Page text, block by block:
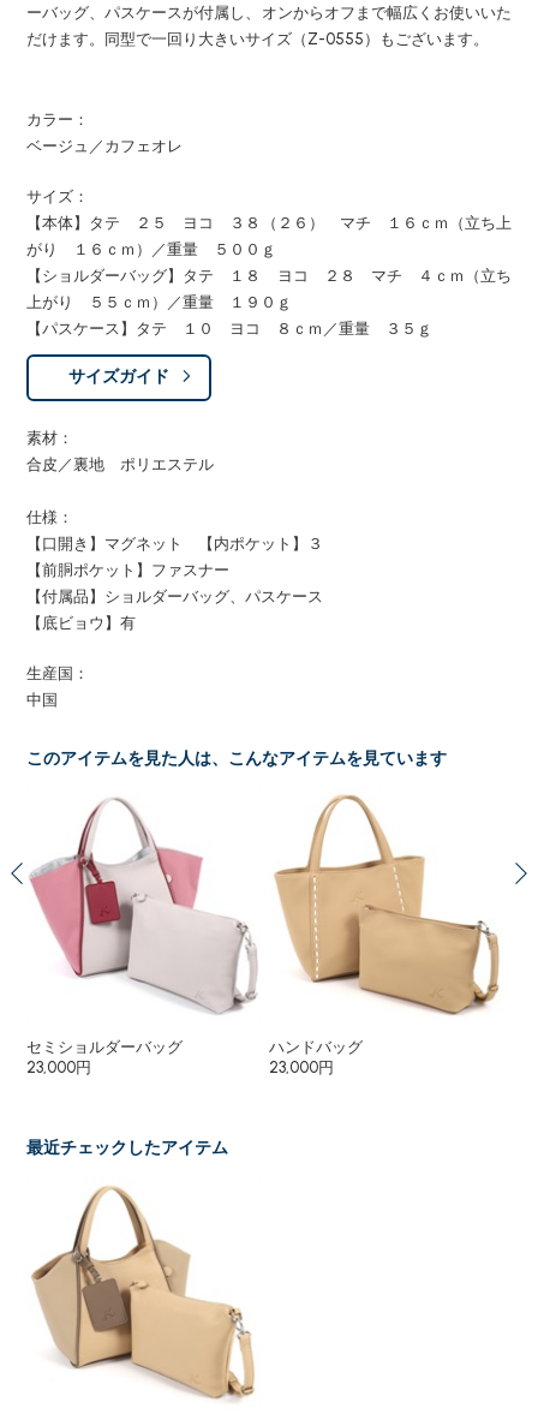
ーバッグ、パスケースが付属し、オンからオフまで幅広くお使いいた
だけます。同型で一回り大きいサイズ（Z-0555）もございます。
カラー：
ベージュ／カフェオレ
サイズ：
【本体】タテ ２５ ヨコ ３８（２６） マチ １６ｃｍ（立ち上
がり １６ｃｍ）／重量 ５００ｇ
【ショルダーバッグ】タテ １８ ヨコ ２８ マチ ４ｃｍ（立ち
上がり ５５ｃｍ）／重量 １９０ｇ
【パスケース】タテ １０ ヨコ ８ｃｍ／重量 ３５ｇ
サイズガイド
素材：
合皮／裏地 ポリエステル
仕様：
【口開き】マグネット 【内ポケット】３
【前胴ポケット】ファスナー
【付属品】ショルダーバッグ、パスケース
【底ビョウ】有
生産国：
中国
このアイテムを見た人は、こんなアイテムを見ています
セミショルダーバッグ
23,000円
ハンドバッグ
23,000円
最近チェックしたアイテム